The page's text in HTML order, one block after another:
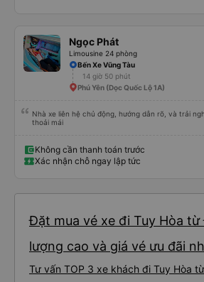
Ngọc Phát
Limousine 24 phòng
Bến Xe Vũng Tàu
14 giờ 50 phút
Phú Yên (Dọc Quốc Lộ 1A)
Nhà xe liên hệ chủ động, hướng dẫn rõ, và trải
thoải mái
Không cần thanh toán trước
Xác nhận chỗ ngay lập tức
Đặt mua vé xe đi Tuy Hòa
lượng cao và giá vé ưu đãi
Tư vấn TOP 3 xe khách đi Tuy Hòa